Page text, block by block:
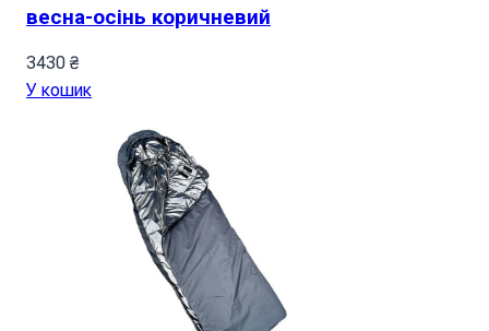
весна-осінь коричневий
3430 ₴
У кошик